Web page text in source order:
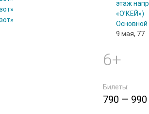
этаж
«О’КЕЙ»)
Основной
9 мая, 77
6+
Билеты:
790 — 990